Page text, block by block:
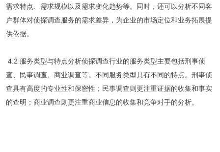
需求特点、需求规模以及需求变化趋势等。同时，还可以分析不同客
户群体对侦探调查服务的需求差异，为企业的市场定位和业务拓展提
供依据。
4.2 服务类型与特点分析侦探调查行业的服务类型主要包括刑事侦
查、民事调查、商业调查等。不同服务类型具有不同的特点。刑事侦
查具有高度的专业性和保密性；民事调查则更注重证据的收集和事实
的查明；商业调查则更注重商业信息的收集和竞争对手的分析。